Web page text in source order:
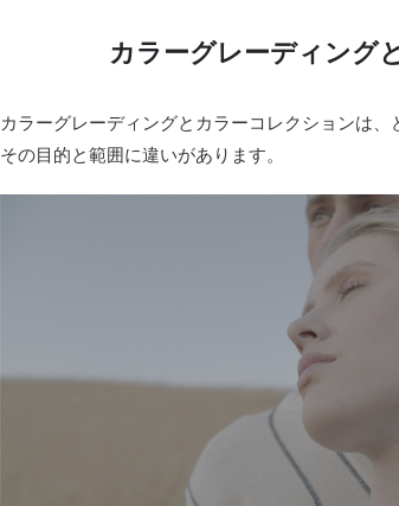
カラーグレーディング
カラーグレーディングとカラーコレクションは、
その目的と範囲に違いがあります。